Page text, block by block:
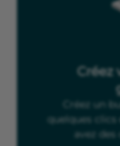
Créez
Créez un
quelques
avez